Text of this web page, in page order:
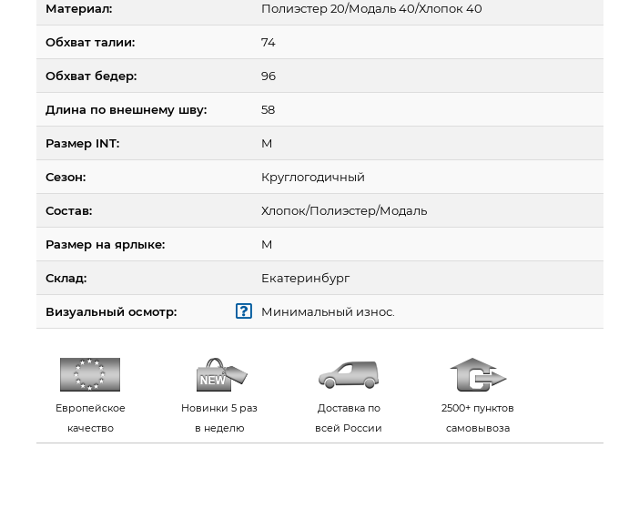
Материал: Полиэстер 20/Модаль 40/Хлопок 40
Обхват талии: 74
Обхват бедер: 96
Длина по внешнему шву: 58
Размер INT: M
Сезон: Круглогодичный
Состав: Хлопок/Полиэстер/Модаль
Размер на ярлыке: M
Склад: Екатеринбург
Визуальный осмотр: Минимальный износ.
Европейское
качество
Новинки 5 раз
в неделю
Доставка по
всей России
2500+ пунктов
самовывоза